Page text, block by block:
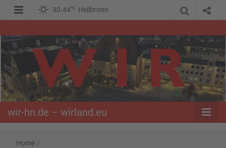
30.44℃ Heilbronn
wir-hn.de –
wirland.eu
wir-hn.de – wirland.eu
Home /